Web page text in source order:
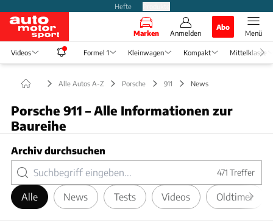
Hefte
Marken Anmelden
Abo
Menü
Videos Formel 1 Kleinwagen Kompakt Mittelklasse
Alle Autos A-Z Porsche 911 News
Porsche 911 – Alle Informationen zur
Baureihe
Archiv durchsuchen
471 Treffer
Alle News Tests Videos Oldtimer